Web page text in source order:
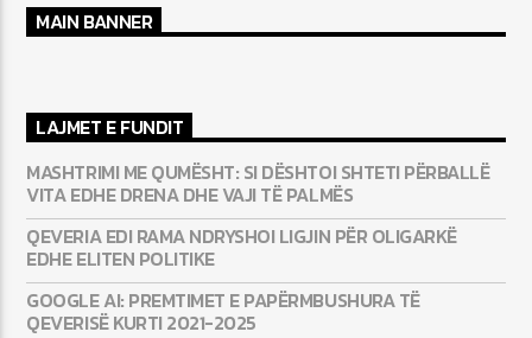
MAIN BANNER
LAJMET E FUNDIT
MASHTRIMI ME QUMËSHT: SI DËSHTOI SHTETI PËRBALLË
VITA EDHE DRENA DHE VAJI TË PALMËS
QEVERIA EDI RAMA NDRYSHOI LIGJIN PËR OLIGARKË
EDHE ELITEN POLITIKE
GOOGLE AI: PREMTIMET E PAPËRMBUSHURA TË
QEVERISË KURTI 2021-2025